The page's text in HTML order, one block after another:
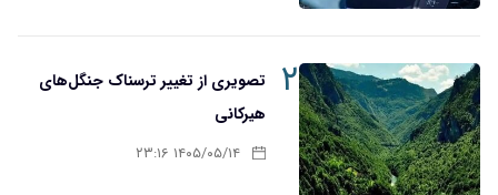
۲
تصویری از تغییر ترسناک جنگل‌های
هیرکانی
۱۴۰۵/۰۵/۱۴ ۲۳:۱۶